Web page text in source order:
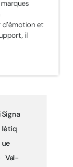
et
il
Signa
létiq
ue
Val-